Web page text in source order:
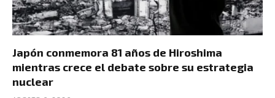
Japón conmemora 81 años de Hiroshima
mientras crece el debate sobre su estrategia
nuclear